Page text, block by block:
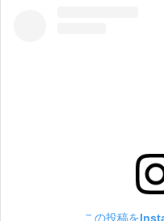
この投稿を